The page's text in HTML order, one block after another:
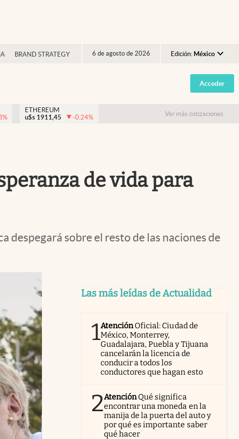
BRAND STRATEGY 6 de agosto de 2026 Edición: México
Argentina
España
USA
Acceder
%
ETHEREUM
u$s 1911,45 -0.24% Ver más cotizaciones
de vida para
despegará sobre el resto de las naciones de
Las más leídas de Actualidad
1AtenciónOficial: Ciudad de
México, Monterrey,
Guadalajara, Puebla y Tijuana
cancelarán la licencia de
conducir a todos los
conductores que hagan esto
2AtenciónQué significa
encontrar una moneda en la
manija de la puerta del auto y
por qué es importante saber
qué hacer